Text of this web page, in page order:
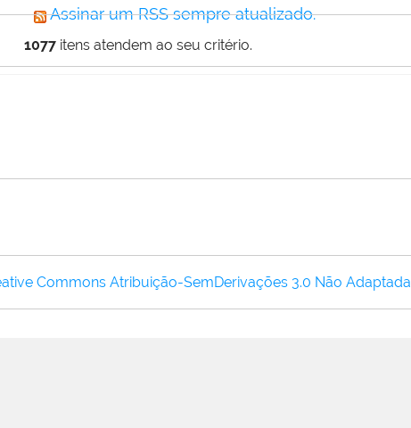
Assinar um RSS sempre atualizado.
1077 itens atendem ao seu critério.
Commons Atribuição-SemDerivações 3.0 Não Adaptada